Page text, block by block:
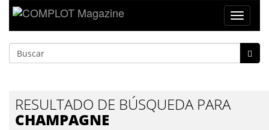
Toggle
RESULTADO DE BÚSQUEDA PARA
CHAMPAGNE